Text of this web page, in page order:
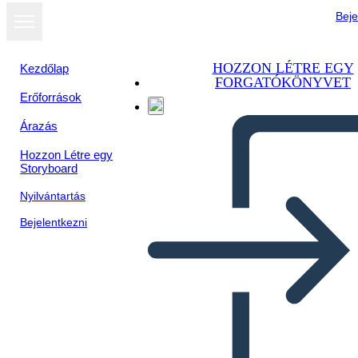
Kezdőlap
Erőforrások
Árazás
Hozzon Létre egy
Storyboard
Nyilvántartás
Bejelentkezni
HOZZON LÉTRE EGY
FORGATÓKÖNYVET